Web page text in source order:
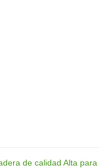
de calidad Alta